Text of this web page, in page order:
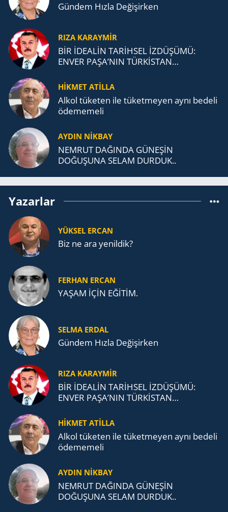
Gündem Hızla Değişirken
RIZA KARAYMIR
BİR İDEALİN TARİHSEL İZDÜŞÜMÜ:
ENVER PAŞA’NIN TÜRKİSTAN
TEŞKİLATI’NA UZANAN MİRASI
HİKMET ATİLLA
Alkol tü­ke­ten ile tü­ket­me­yen aynı be­de­li
öde­me­me­li
AYDIN NİKBAY
NEMRUT DAĞINDA GÜNEŞİN
DOĞUŞUNA SELAM DURDUK..
Yazarlar
YÜKSEL ERCAN
Biz ne ara yenildik?
FERHAN ERCAN
YAŞAM İÇİN EĞİTİM.
SELMA ERDAL
Gündem Hızla Değişirken
RIZA KARAYMIR
BİR İDEALİN TARİHSEL İZDÜŞÜMÜ:
ENVER PAŞA’NIN TÜRKİSTAN
TEŞKİLATI’NA UZANAN MİRASI
HİKMET ATİLLA
Alkol tü­ke­ten ile tü­ket­me­yen aynı be­de­li
öde­me­me­li
AYDIN NİKBAY
NEMRUT DAĞINDA GÜNEŞİN
DOĞUŞUNA SELAM DURDUK..